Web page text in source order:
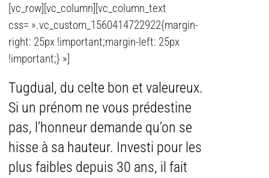
[vc_row][vc_column][vc_column_text
css= ».vc_custom_1560414722922{margin-
right: 25px !important;margin-left: 25px
!important;} »]
Tugdual, du celte bon et valeureux.
Si un prénom ne vous prédestine
pas, l’honneur demande qu’on se
hisse à sa hauteur. Investi pour les
plus faibles depuis 30 ans, il fait